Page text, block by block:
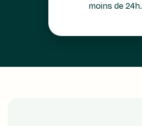
moins de 24h.